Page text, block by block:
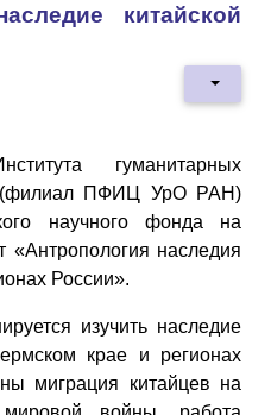
китайской
гуманитарных
(филиал ПФИЦ УрО РАН)
научного фонда на
«Антропология наследия
России».
изучить наследие
крае и регионах
миграция китайцев на